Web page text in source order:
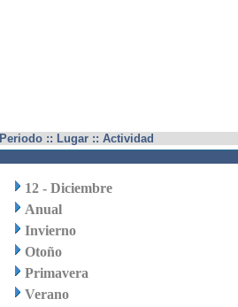
Periodo :: Lugar :: Actividad
12 - Diciembre
Anual
Invierno
Otoño
Primavera
Verano